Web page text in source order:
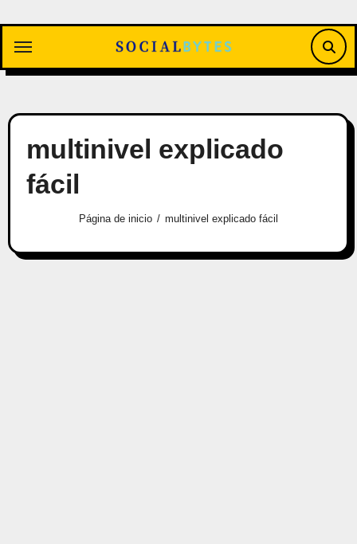
contenido
multinivel explicado
fácil
Página de inicio multinivel explicado fácil